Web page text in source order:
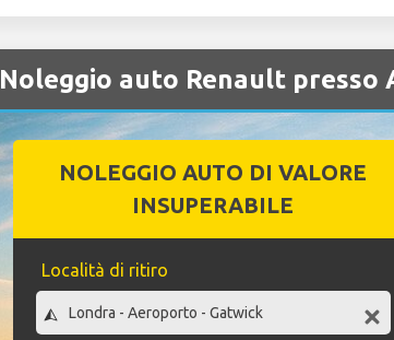
Noleggio auto Renault presso
NOLEGGIO AUTO DI VALORE
INSUPERABILE
Località di ritiro